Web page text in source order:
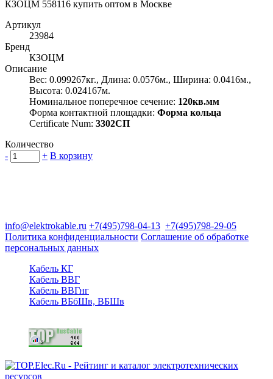
Артикул
23984
Бренд
КЗОЦМ
Описание
Вес: 0.099267кг., Длина: 0.0576м., Ширина: 0.0416м.,
Высота: 0.024167м.
Номинальное поперечное сечение: 120кв.мм
Форма контактной площадки: Форма кольца
Certificate Num: 3302СП
Количество
-
+ В корзину
info@elektrokable.ru +7(495)798-04-13 +7(495)798-29-05
Политика конфиденциальности Соглашение об обработке
персональных данных
Кабель КГ
Кабель ВВГ
Кабель ВВГнг
Кабель ВБбШв, ВБШв